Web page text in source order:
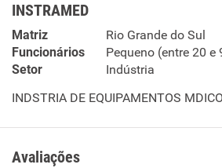
INSTRAMED
Matriz
Rio Grande do Sul
Funcionários
Pequeno (entre 20
Setor
Indústria
INDSTRIA DE EQUIPAMENTOS
Avaliações